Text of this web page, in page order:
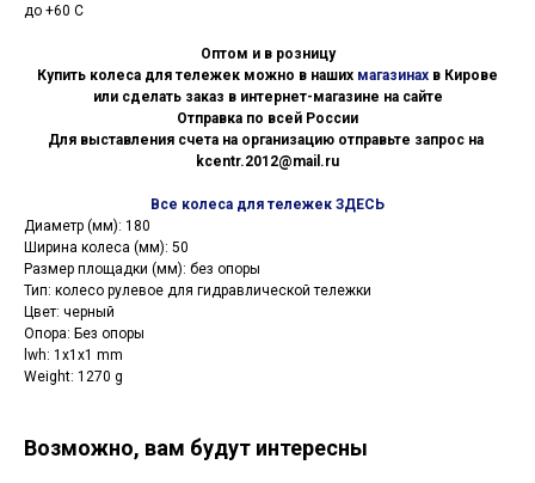
до +60 С
Оптом и в розницу
Купить колеса для тележек можно в наших магазинах в Кирове
или сделать заказ в интернет-магазине на сайте
Отправка по всей России
Для выставления счета на организацию отправьте запрос на
kcentr.2012@mail.ru
Все колеса для тележек ЗДЕСЬ
Диаметр (мм): 180
Ширина колеса (мм): 50
Размер площадки (мм): без опоры
Тип: колесо рулевое для гидравлической тележки
Цвет: черный
Опора: Без опоры
lwh: 1x1x1 mm
Weight: 1270 g
Возможно, вам будут интересны